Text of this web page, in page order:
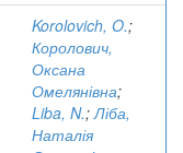
Korolovich, O.;
Королович,
Оксана
Омелянівна;
Liba, N.;Ліба,
Наталія